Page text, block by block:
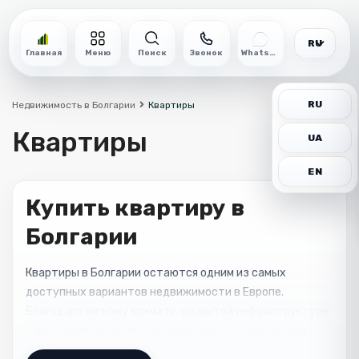
Главная Меню Поиск Звонок WhatsApp
RU
RU
UA
EN
Недвижимость в Болгарии Квартиры
Квартиры
Купить квартиру в
Болгарии
Квартиры в Болгарии остаются одним из самых
доступных вариантов недвижимости в Европе.
выбирают именно Болгарию для покупки жилья у моря.